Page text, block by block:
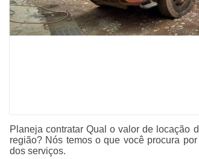
Planeja contratar Qual o valor de locação
região? Nós temos o que você procura
dos serviços.